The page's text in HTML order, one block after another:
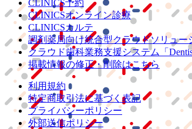
CLINICS予約
CLINICSオンライン診療
CLINICSカルテ
調剤薬局向け統合型クラウドソリュー
クラウド歯科業務支援システム
「
掲載情報の修正・削除はこちら
利用規約
特定商取引法に基づく表記
プライバシーポリシー
外部送信ポリシー